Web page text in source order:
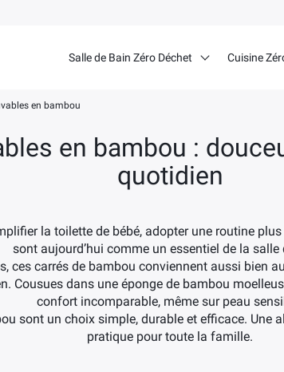
en bambou :
quotidien
la toilette de bébé, adopter une routine
sont aujourd’hui comme un essentiel de la salle
ces carrés de bambou conviennent aussi bien
Cousues dans une éponge de bambou
confort incomparable, même sur peau
sont un choix simple, durable et efficace. Une
pratique pour toute la famille.
en bambou
Salle de Bain Zéro Déchet Cuisine